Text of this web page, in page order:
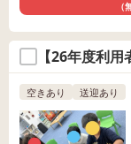
（
【26年度利
空きあり 送迎あり